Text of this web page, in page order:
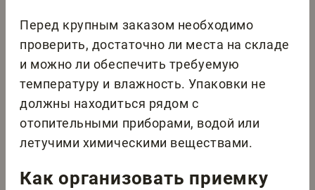
Перед крупным заказом необходимо
проверить, достаточно ли места на складе
и можно ли обеспечить требуемую
температуру и влажность. Упаковки не
должны находиться рядом с
отопительными приборами, водой или
летучими химическими веществами.
Как организовать приемку